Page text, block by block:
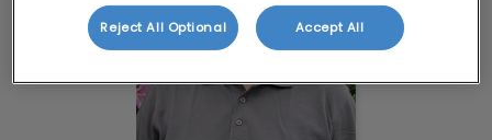
Reject All Optional Accept All